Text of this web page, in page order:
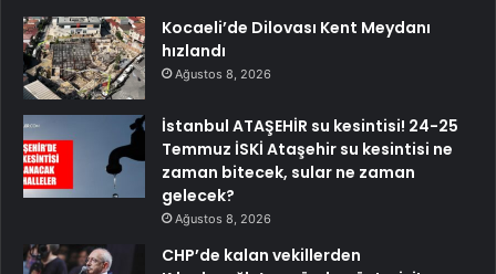
Kocaeli’de Dilovası Kent Meydanı
hızlandı
Ağustos 8, 2026
İstanbul ATAŞEHİR su kesintisi! 24-25
Temmuz İSKİ Ataşehir su kesintisi ne
zaman bitecek, sular ne zaman
gelecek?
Ağustos 8, 2026
CHP’de kalan vekillerden